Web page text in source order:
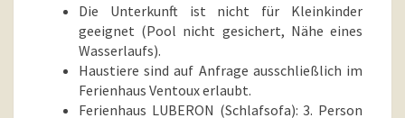
Die Unterkunft ist nicht für Kleinkinder
geeignet (Pool nicht gesichert, Nähe eines
Wasserlaufs).
Haustiere sind auf Anfrage ausschließlich im
Ferienhaus Ventoux erlaubt.
Ferienhaus LUBERON (Schlafsofa): 3. Person